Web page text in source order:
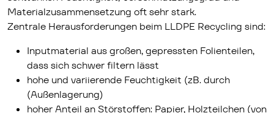
Materialzusammensetzung oft sehr stark.
Zentrale Herausforderungen beim LLDPE Recycling sind:
Inputmaterial aus großen, gepressten Folienteilen,
dass sich schwer filtern lässt
hohe und variierende Feuchtigkeit (zB. durch
(Außenlagerung)
hoher Anteil an Störstoffen: Papier, Holzteilchen (von